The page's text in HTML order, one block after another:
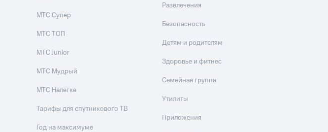
МТС Супер
МТС ТОП
МТС Junior
МТС Мудрый
МТС Налегке
Тарифы для спутникового ТВ
Год на максимуме
Развлечения
Безопасность
Детям и родителям
Здоровье и фитнес
Семейная группа
Утилиты
Приложения